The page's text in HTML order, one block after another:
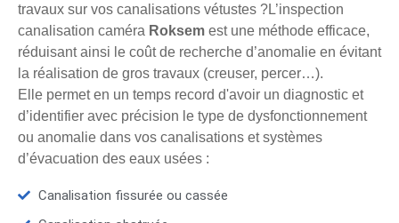
travaux sur vos canalisations vétustes ?L’inspection
canalisation caméra Roksem est une méthode efficace,
réduisant ainsi le coût de recherche d’anomalie en évitant
la réalisation de gros travaux (creuser, percer…).
Elle permet en un temps record d'avoir un diagnostic et
d’identifier avec précision le type de dysfonctionnement
ou anomalie dans vos canalisations et systèmes
d’évacuation des eaux usées :
Canalisation fissurée ou cassée